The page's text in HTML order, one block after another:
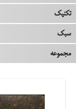
تکنیک
سبک
مجموعه